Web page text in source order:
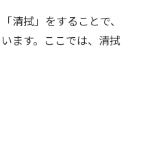
清拭」をすることで、
ます。ここでは、清拭